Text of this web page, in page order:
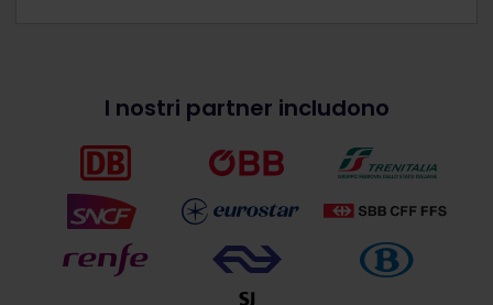
I nostri partner includono